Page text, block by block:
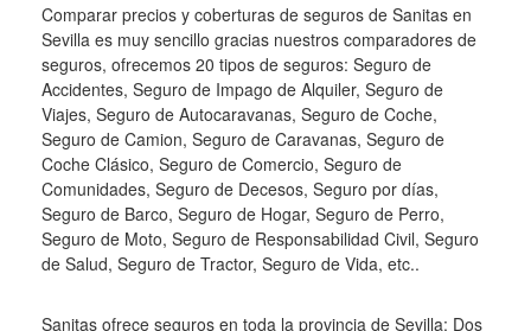
Comparar precios y coberturas de seguros de Sanitas en
Sevilla es muy sencillo gracias nuestros comparadores de
seguros, ofrecemos 20 tipos de seguros: Seguro de
Accidentes, Seguro de Impago de Alquiler, Seguro de
Viajes, Seguro de Autocaravanas, Seguro de Coche,
Seguro de Camion, Seguro de Caravanas, Seguro de
Coche Clásico, Seguro de Comercio, Seguro de
Comunidades, Seguro de Decesos, Seguro por días,
Seguro de Barco, Seguro de Hogar, Seguro de Perro,
Seguro de Moto, Seguro de Responsabilidad Civil, Seguro
de Salud, Seguro de Tractor, Seguro de Vida, etc..
Sanitas ofrece seguros en toda la provincia de Sevilla: Dos